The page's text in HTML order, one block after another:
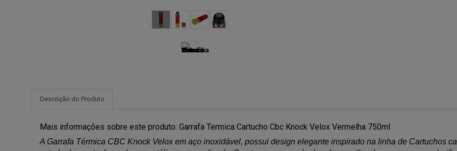
Descrição do Produto
Mais informações sobre este produto: Garrafa Termica Cartucho Cbc Knock Velox Vermelha 750ml
A Garrafa Térmica CBC Knock Velox em aço inoxidável, possui design elegante inspirado na linha de Cartuchos